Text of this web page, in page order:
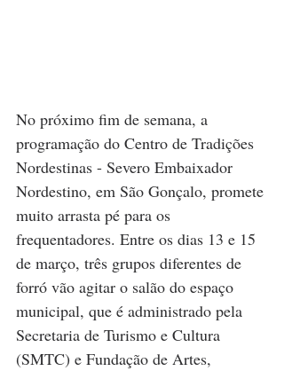
No próximo fim de semana, a
programação do Centro de Tradições
Nordestinas - Severo Embaixador
Nordestino, em São Gonçalo, promete
muito arrasta pé para os
frequentadores. Entre os dias 13 e 15
de março, três grupos diferentes de
forró vão agitar o salão do espaço
municipal, que é administrado pela
Secretaria de Turismo e Cultura
(SMTC) e Fundação de Artes,